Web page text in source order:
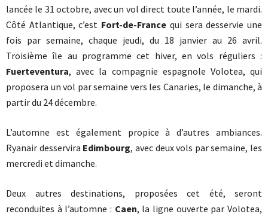
lancée le 31 octobre, avec un vol direct toute l’année, le mardi.
Côté Atlantique, c’est Fort-de-France qui sera desservie une
fois par semaine, chaque jeudi, du 18 janvier au 26 avril.
Troisième île au programme cet hiver, en vols réguliers :
Fuerteventura, avec la compagnie espagnole Volotea, qui
proposera un vol par semaine vers les Canaries, le dimanche, à
partir du 24 décembre.
L’automne est également propice à d’autres ambiances.
Ryanair desservira Edimbourg, avec deux vols par semaine, les
mercredi et dimanche.
Deux autres destinations, proposées cet été, seront
reconduites à l’automne : Caen, la ligne ouverte par Volotea,